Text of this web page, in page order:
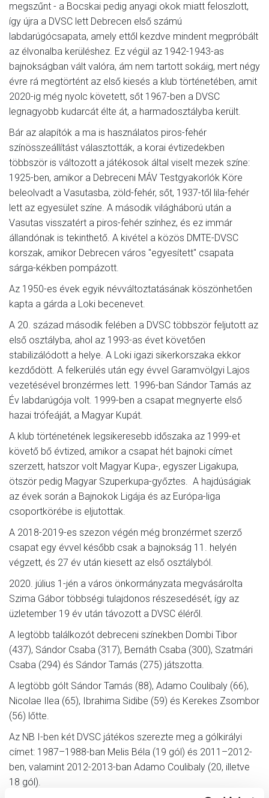
megszűnt - a Bocskai pedig anyagi okok miatt feloszlott,
így újra a DVSC lett Debrecen első számú
labdarúgócsapata, amely ettől kezdve mindent megpróbált
az élvonalba kerüléshez. Ez végül az 1942-1943-as
bajnokságban vált valóra, ám nem tartott sokáig, mert négy
évre rá megtörtént az első kiesés a klub történetében, amit
2020-ig még nyolc követett, sőt 1967-ben a DVSC
legnagyobb kudarcát élte át, a harmadosztályba került.
Bár az alapítók a ma is használatos piros-fehér
színösszeállítást választották, a korai évtizedekben
többször is változott a játékosok által viselt mezek színe:
1925-ben, amikor a Debreceni MÁV Testgyakorlók Köre
beleolvadt a Vasutasba, zöld-fehér, sőt, 1937-től lila-fehér
lett az egyesület színe. A második világháború után a
Vasutas visszatért a piros-fehér színhez, és ez immár
állandónak is tekinthető. A kivétel a közös DMTE-DVSC
korszak, amikor Debrecen város "egyesített" csapata
sárga-kékben pompázott.
Az 1950-es évek egyik névváltoztatásának köszönhetően
kapta a gárda a Loki becenevet.
A 20. század második felében a DVSC többször feljutott az
első osztályba, ahol az 1993-as évet követően
stabilizálódott a helye. A Loki igazi sikerkorszaka ekkor
kezdődött. A felkerülés után egy évvel Garamvölgyi Lajos
vezetésével bronzérmes lett. 1996-ban Sándor Tamás az
Év labdarúgója volt. 1999-ben a csapat megnyerte első
hazai trófeáját, a Magyar Kupát.
A klub történetének legsikeresebb időszaka az 1999-et
követő bő évtized, amikor a csapat hét bajnoki címet
szerzett, hatszor volt Magyar Kupa-, egyszer Ligakupa,
ötször pedig Magyar Szuperkupa-győztes. A hajdúságiak
az évek során a Bajnokok Ligája és az Európa-liga
csoportkörébe is eljutottak.
A 2018-2019-es szezon végén még bronzérmet szerző
csapat egy évvel később csak a bajnokság 11. helyén
végzett, és 27 év után kiesett az első osztályból.
2020. július 1-jén a város önkormányzata megvásárolta
Szima Gábor többségi tulajdonos részesedését, így az
üzletember 19 év után távozott a DVSC éléről.
A legtöbb találkozót debreceni színekben Dombi Tibor
(437), Sándor Csaba (317), Bernáth Csaba (300), Szatmári
Csaba (294) és Sándor Tamás (275) játszotta.
A legtöbb gólt Sándor Tamás (88), Adamo Coulibaly (66),
Nicolae Ilea (65), Ibrahima Sidibe (59) és Kerekes Zsombor
(56) lőtte.
Az NB I-ben két DVSC játékos szerezte meg a gólkirályi
címet: 1987–1988-ban Melis Béla (19 gól) és 2011–2012-
ben, valamint 2012-2013-ban Adamo Coulibaly (20, illetve
18 gól).